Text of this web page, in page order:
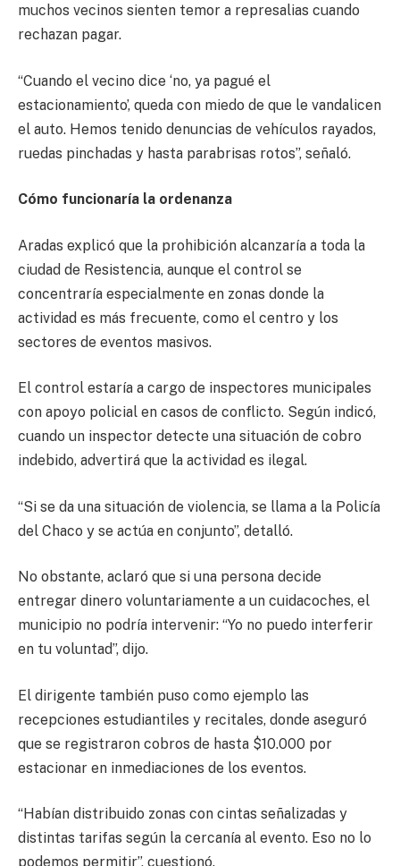
muchos vecinos sienten temor a represalias cuando
rechazan pagar.
“Cuando el vecino dice ‘no, ya pagué el
estacionamiento’, queda con miedo de que le vandalicen
el auto. Hemos tenido denuncias de vehículos rayados,
ruedas pinchadas y hasta parabrisas rotos”, señaló.
Cómo funcionaría la ordenanza
Aradas explicó que la prohibición alcanzaría a toda la
ciudad de Resistencia, aunque el control se
concentraría especialmente en zonas donde la
actividad es más frecuente, como el centro y los
sectores de eventos masivos.
El control estaría a cargo de inspectores municipales
con apoyo policial en casos de conflicto. Según indicó,
cuando un inspector detecte una situación de cobro
indebido, advertirá que la actividad es ilegal.
“Si se da una situación de violencia, se llama a la Policía
del Chaco y se actúa en conjunto”, detalló.
No obstante, aclaró que si una persona decide
entregar dinero voluntariamente a un cuidacoches, el
municipio no podría intervenir: “Yo no puedo interferir
en tu voluntad”, dijo.
El dirigente también puso como ejemplo las
recepciones estudiantiles y recitales, donde aseguró
que se registraron cobros de hasta $10.000 por
estacionar en inmediaciones de los eventos.
“Habían distribuido zonas con cintas señalizadas y
distintas tarifas según la cercanía al evento. Eso no lo
podemos permitir”, cuestionó.